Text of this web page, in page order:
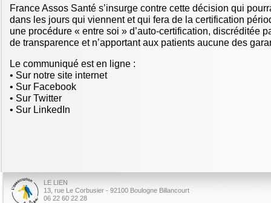
France Assos Santé s’insurge contre cette décision qui
dans les jours qui viennent et qui fera de la certification
une procédure « entre soi » d’auto-certification, discréditée
de transparence et n’apportant aux patients aucune des
Le communiqué est en ligne :
• Sur notre site internet
• Sur Facebook
• Sur Twitter
• Sur LinkedIn
LE LIEN
13, rue Le Corbusier - 92100 Boulogne Billancourt
06 22 60 22 28